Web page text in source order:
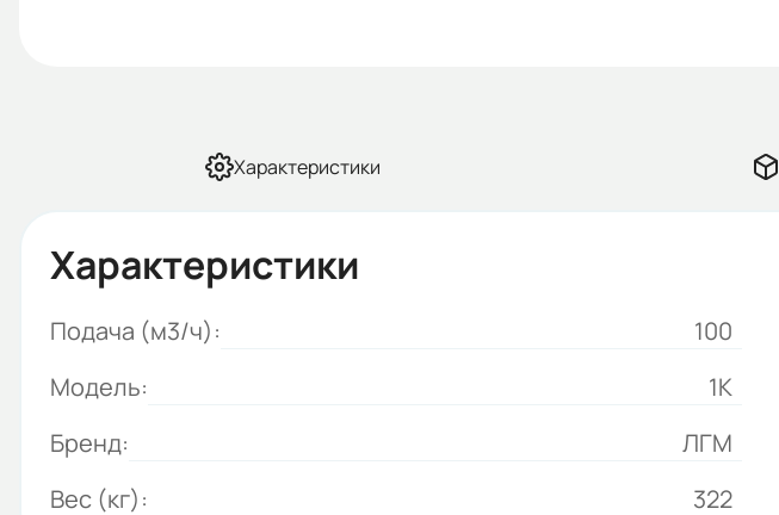
Характеристики
Характеристики
Подача (м3/ч): 100
Модель:
1К
Бренд:
ЛГМ
Вес (кг):
322